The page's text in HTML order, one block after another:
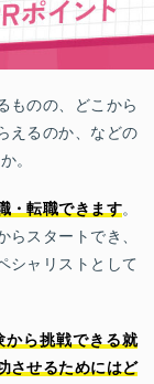
ものの、どこから
えるのか、などの
。
・転職できます。
スタートでき、
シャリストとして
から挑戦できる就
させるためにはど